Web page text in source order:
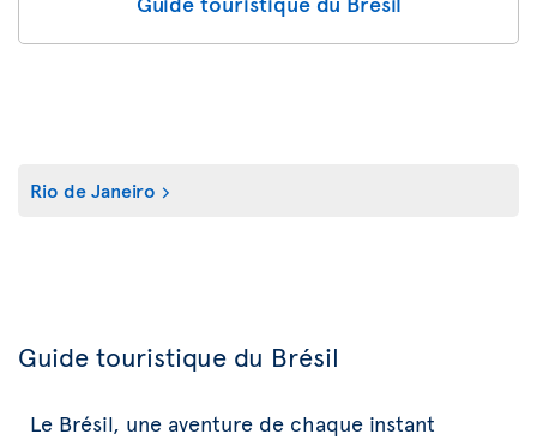
Rio de Janeiro
Guide touristique du Brésil
Le Brésil, une aventure de chaque instant